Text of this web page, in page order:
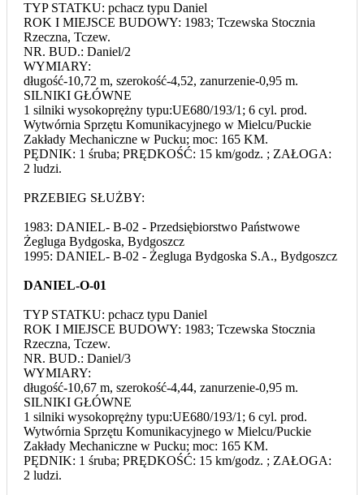
TYP STATKU: pchacz typu Daniel
ROK I MIEJSCE BUDOWY: 1983; Tczewska Stocznia
Rzeczna, Tczew.
NR. BUD.: Daniel/2
WYMIARY:
długość-10,72 m, szerokość-4,52, zanurzenie-0,95 m.
SILNIKI GŁÓWNE
1 silniki wysokoprężny typu:UE680/193/1; 6 cyl. prod.
Wytwórnia Sprzętu Komunikacyjnego w Mielcu/Puckie
Zakłady Mechaniczne w Pucku; moc: 165 KM.
PĘDNIK: 1 śruba; PRĘDKOŚĆ: 15 km/godz. ; ZAŁOGA:
2 ludzi.
PRZEBIEG SŁUŻBY:
1983: DANIEL- B-02 - Przedsiębiorstwo Państwowe
Żegluga Bydgoska, Bydgoszcz
1995: DANIEL- B-02 - Żegluga Bydgoska S.A., Bydgoszcz
DANIEL-O-01
TYP STATKU: pchacz typu Daniel
ROK I MIEJSCE BUDOWY: 1983; Tczewska Stocznia
Rzeczna, Tczew.
NR. BUD.: Daniel/3
WYMIARY:
długość-10,67 m, szerokość-4,44, zanurzenie-0,95 m.
SILNIKI GŁÓWNE
1 silniki wysokoprężny typu:UE680/193/1; 6 cyl. prod.
Wytwórnia Sprzętu Komunikacyjnego w Mielcu/Puckie
Zakłady Mechaniczne w Pucku; moc: 165 KM.
PĘDNIK: 1 śruba; PRĘDKOŚĆ: 15 km/godz. ; ZAŁOGA:
2 ludzi.